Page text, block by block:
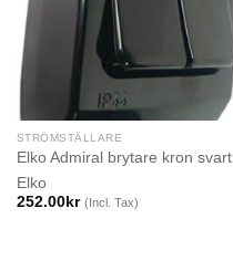
STRÖMSTÄLLARE
Elko Admiral brytare kron svart
Elko
252.00kr (Incl. Tax)